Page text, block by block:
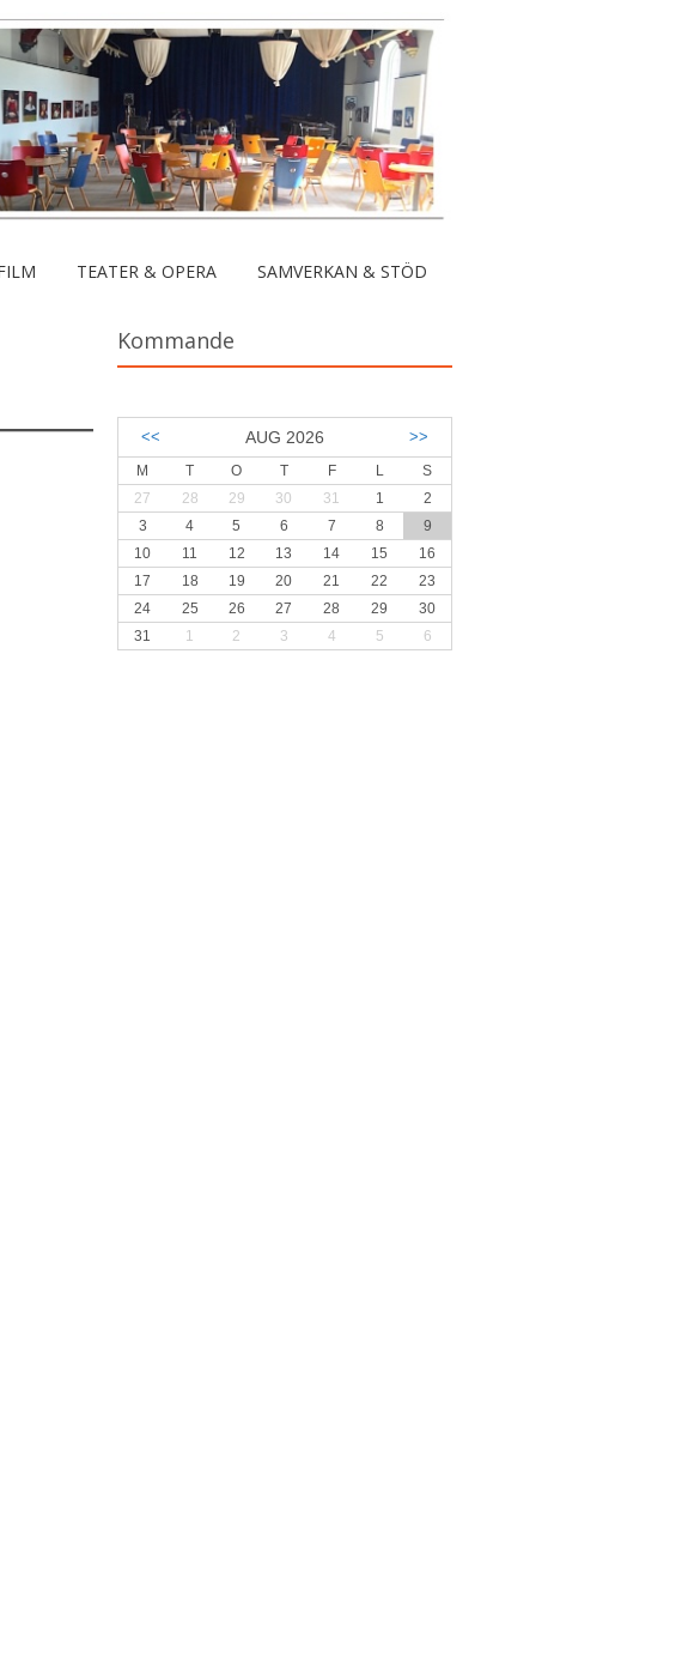
TEATER & OPERA SAMVERKAN & STÖD
Kommande
<< AUG 2026 >>
M T O T F L
S
27
28 29 30 31 1
2
3
4 5 6 7 8
9
10
11 12 13 14 15
16
17
18 19 20 21 22
23
24
25 26 27 28 29
30
31
1 2 3 4 5 6